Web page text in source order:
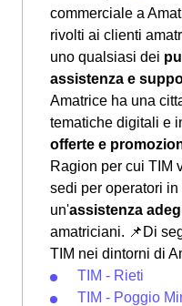
commerciale a
rivolti ai clienti
uno qualsiasi dei
assistenza e
Amatrice ha una
tematiche digitali e
offerte e
Ragion per cui TIM
sedi per operatori
un'assistenza
amatriciani. 📌Di
TIM nei dintorni di
TIM - Rieti
TIM - Poggio